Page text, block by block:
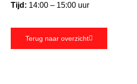
Tijd: 14:00 – 15:00 uur
Terug naar overzicht